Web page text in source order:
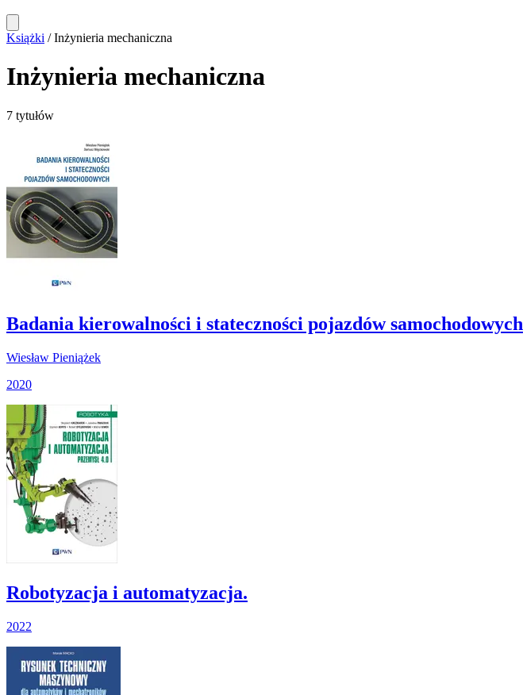
Książki / Inżynieria mechaniczna
Inżynieria mechaniczna
7 tytułów
Badania kierowalności i stateczności pojazdów samochodowych
Wiesław Pieniążek
2020
Robotyzacja i automatyzacja.
2022